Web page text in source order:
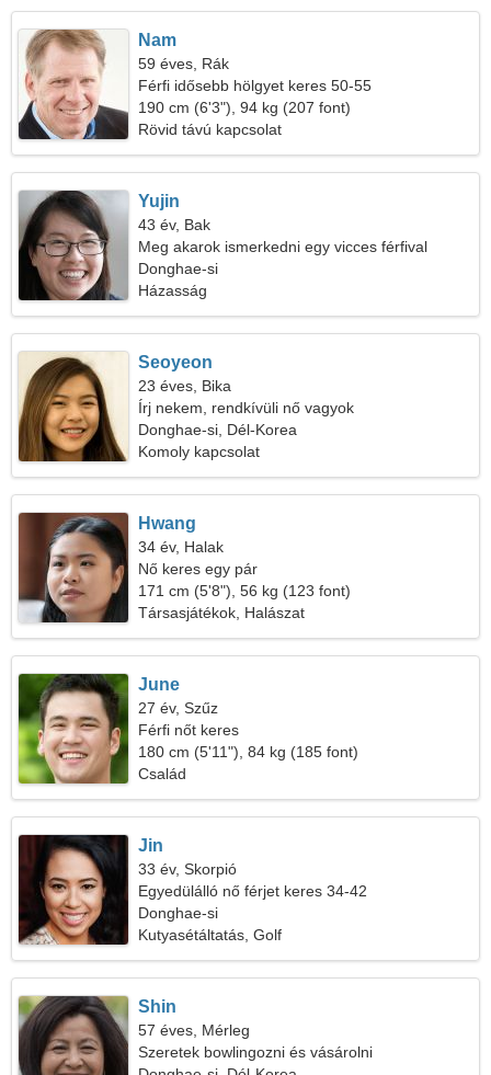
Nam
59 éves, Rák
Férfi idősebb hölgyet keres 50-55
190 cm (6'3"), 94 kg (207 font)
Rövid távú kapcsolat
Yujin
43 év, Bak
Meg akarok ismerkedni egy vicces férfival
Donghae-si
Házasság
Seoyeon
23 éves, Bika
Írj nekem, rendkívüli nő vagyok
Donghae-si, Dél-Korea
Komoly kapcsolat
Hwang
34 év, Halak
Nő keres egy pár
171 cm (5'8"), 56 kg (123 font)
Társasjátékok, Halászat
June
27 év, Szűz
Férfi nőt keres
180 cm (5'11"), 84 kg (185 font)
Család
Jin
33 év, Skorpió
Egyedülálló nő férjet keres 34-42
Donghae-si
Kutyasétáltatás, Golf
Shin
57 éves, Mérleg
Szeretek bowlingozni és vásárolni